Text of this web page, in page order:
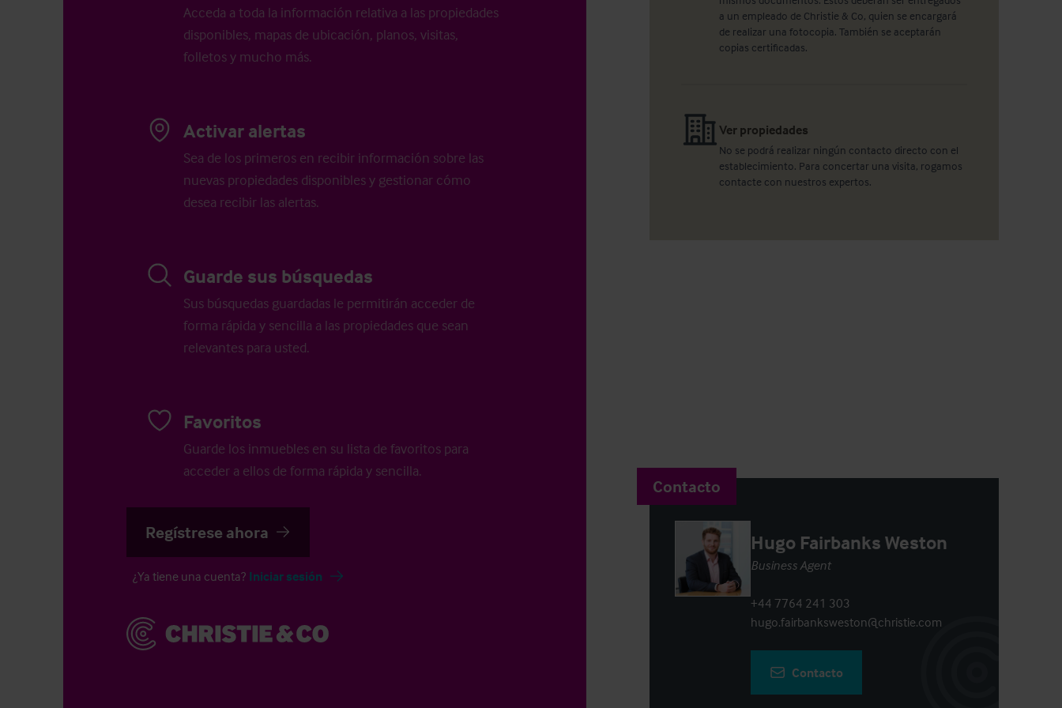
Acceda a toda la información relativa a las propiedades
disponibles, mapas de ubicación, planos, visitas,
folletos y mucho más.
Activar alertas
Sea de los primeros en recibir información sobre las
nuevas propiedades disponibles y gestionar cómo
desea recibir las alertas.
Guarde sus búsquedas
Sus búsquedas guardadas le permitirán acceder de
forma rápida y sencilla a las propiedades que sean
relevantes para usted.
Favoritos
Guarde los inmuebles en su lista de favoritos para
acceder a ellos de forma rápida y sencilla.
Regístrese ahora
¿Ya tiene una cuenta? Iniciar sesión
a un empleado de Christie & Co, quien se encargará
de realizar una fotocopia. También se aceptarán
copias certificadas.
Ver propiedades
No se podrá realizar ningún contacto directo con el
establecimiento. Para concertar una visita, rogamos
contacte con nuestros expertos.
Contacto
Hugo Fairbanks Weston
Business Agent
+44 7764 241 303
hugo.fairbanksweston@christie.com
Contacto